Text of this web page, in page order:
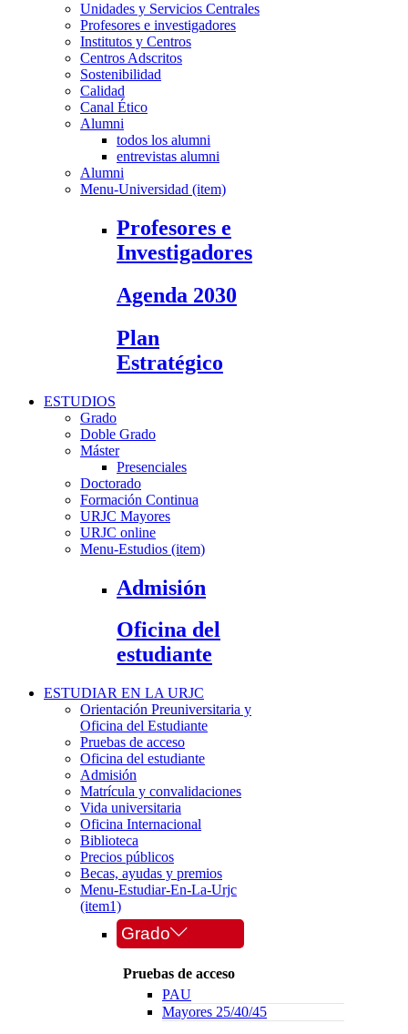
Unidades y Servicios Centrales
Profesores e investigadores
Institutos y Centros
Centros Adscritos
Sostenibilidad
Calidad
Canal Ético
Alumni
todos los alumni
entrevistas alumni
Alumni
Menu-Universidad (item)
Profesores e
Investigadores
Agenda 2030
Plan
Estratégico
ESTUDIOS
Grado
Doble Grado
Máster
Presenciales
Doctorado
Formación Continua
URJC Mayores
URJC online
Menu-Estudios (item)
Admisión
Oficina del
estudiante
ESTUDIAR EN LA URJC
Orientación Preuniversitaria y
Oficina del Estudiante
Pruebas de acceso
Oficina del estudiante
Admisión
Matrícula y convalidaciones
Vida universitaria
Oficina Internacional
Biblioteca
Precios públicos
Becas, ayudas y premios
Menu-Estudiar-En-La-Urjc
(item1)
Grado
Pruebas de acceso
PAU
Mayores 25/40/45